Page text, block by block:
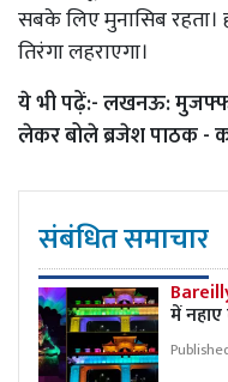
सबके लिए मुनासिब रहता।
तिरंगा लहराएगा।
ये भी पढ़ें:-लखनऊ:
लेकर बोले ब्रजेश पाठक -
संबंधित समाचार
में